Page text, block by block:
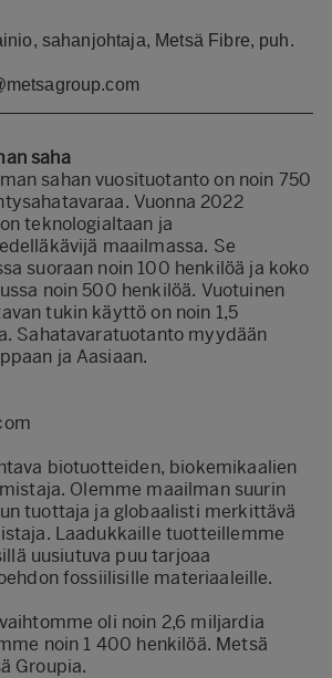
sahanjohtaja, Metsä Fibre, puh.
saha
sahan vuosituotanto on noin 750
Vuonna 2022
teknologialtaan ja
maailmassa. Se
suoraan noin 100 henkilöä ja koko
noin 500 henkilöä. Vuotuinen
tukin käyttö on noin 1,5
Sahatavaratuotanto myydään
ja Aasiaan.
biotuotteiden, biokemikaalien
Olemme maailman suurin
tuottaja ja globaalisti merkittävä
Laadukkaille tuotteillemme
uusiutuva puu tarjoaa
fossiilisille materiaaleille.
oli noin 2,6 miljardia
noin 1 400 henkilöä. Metsä
Groupia.